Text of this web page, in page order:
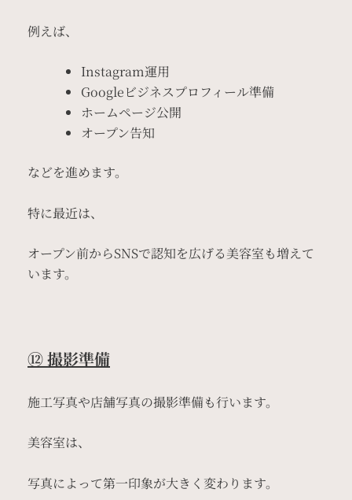
例えば、
Instagram運用
Googleビジネスプロフィール準備
ホームページ公開
オープン告知
などを進めます。
特に最近は、
オープン前からSNSで認知を広げる美容室も増えて
います。
⑫ 撮影準備
施工写真や店舗写真の撮影準備も行います。
美容室は、
写真によって第一印象が大きく変わります。